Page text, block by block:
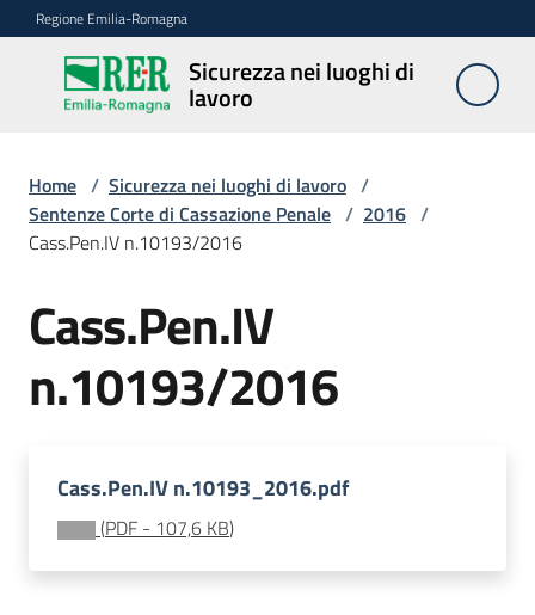
Vai al contenuto
Vai alla navigazione
Vai al footer
Regione Emilia-Romagna
Sicurezza nei luoghi di
lavoro
Sicurezza
nei
lavoro
Sicurezza
costruzioni
Coordinamento
prevenzione
vigilanza
Home / Sicurezza nei luoghi di lavoro /
Sentenze Corte di Cassazione Penale / 2016 /
Cass.Pen.IV n.10193/2016
Cass.Pen.IV
n.10193/2016
Cass.Pen.IV n.10193_2016.pdf
(PDF - 107,6 KB)